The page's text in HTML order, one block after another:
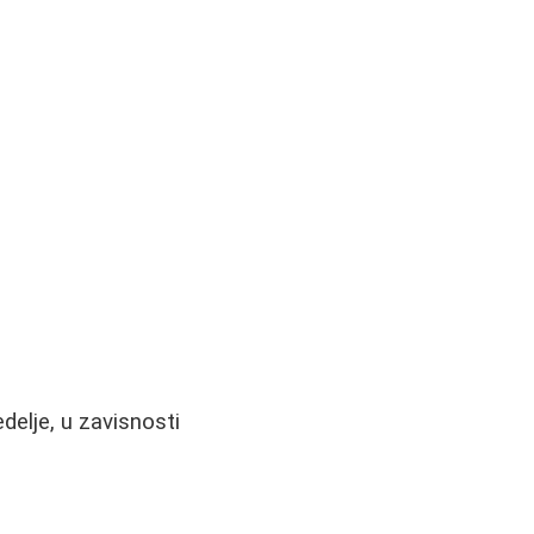
u zavisnosti